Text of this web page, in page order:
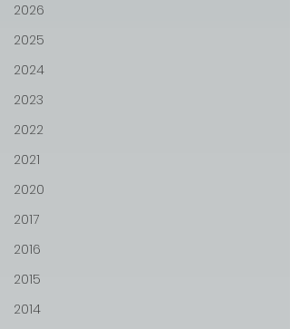
2026
2025
2024
2023
2022
2021
2020
2017
2016
2015
2014